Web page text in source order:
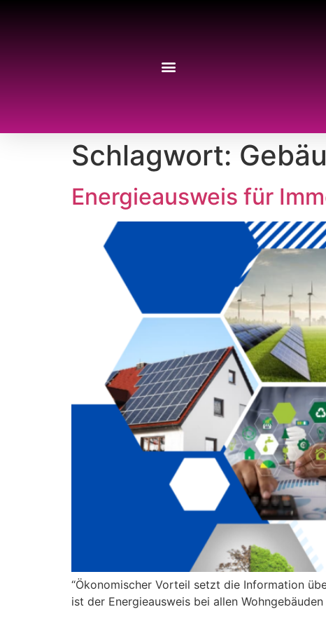
Schlagwort:
Energieausweis für
“Ökonomischer Vorteil setzt die Information
ist der Energieausweis bei allen